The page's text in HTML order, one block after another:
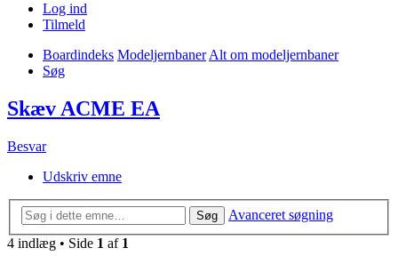
Log ind
Tilmeld
Boardindeks ModeljernbanerAlt om modeljernbaner
Søg
Skæv ACME EA
Besvar
Udskriv emne
Søg
Avanceret søgning
4 indlæg • Side 1 af 1